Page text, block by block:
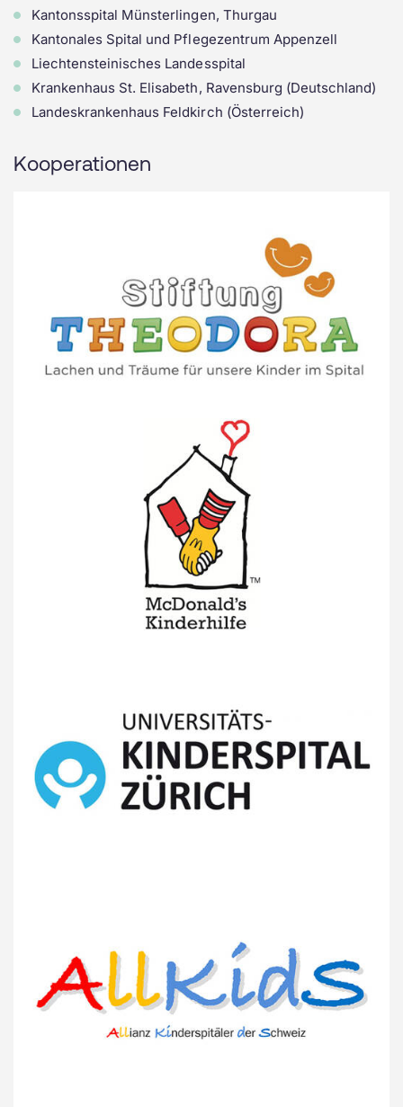
Kantonsspital Münsterlingen, Thurgau
Kantonales Spital und Pflegezentrum Appenzell
Liechtensteinisches Landesspital
Krankenhaus St. Elisabeth, Ravensburg (Deutschland)
Landeskrankenhaus Feldkirch (Österreich)
Kooperationen